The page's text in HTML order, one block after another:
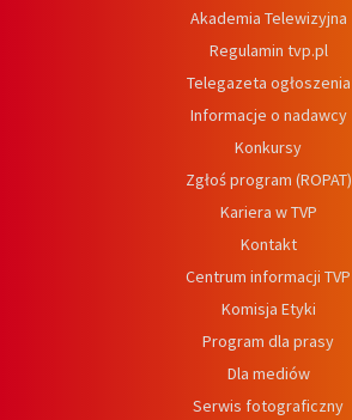
Akademia Telewizyjna
Regulamin tvp.pl
Telegazeta ogłoszenia
Informacje o nadawcy
Konkursy
Zgłoś program (ROPAT)
Kariera w TVP
Kontakt
Centrum informacji TVP
Komisja Etyki
Program dla prasy
Dla mediów
Serwis fotograficzny